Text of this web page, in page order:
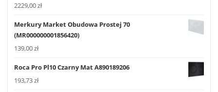
2229,00zł
Merkury Market Obudowa Prostej 70
(MR000000001856420)
139,00zł
Roca Pro Pl10 Czarny Mat A890189206
193,73zł